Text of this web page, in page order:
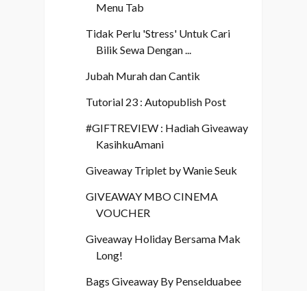
Menu Tab
Tidak Perlu 'Stress' Untuk Cari
Bilik Sewa Dengan ...
Jubah Murah dan Cantik
Tutorial 23 : Autopublish Post
#GIFTREVIEW : Hadiah Giveaway
KasihkuAmani
Giveaway Triplet by Wanie Seuk
GIVEAWAY MBO CINEMA
VOUCHER
Giveaway Holiday Bersama Mak
Long!
Bags Giveaway By Penselduabee